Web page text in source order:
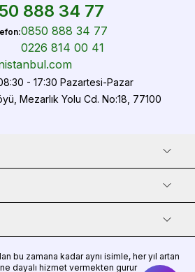
888 34 77
:0850 888 34 77
0226 814 00 41
- 17:30 Pazartesi-Pazar
Mezarlık Yolu Cd. No:18, 77100
bu zamana kadar aynı isimle, her yıl artan
dayalı hizmet vermekten gurur